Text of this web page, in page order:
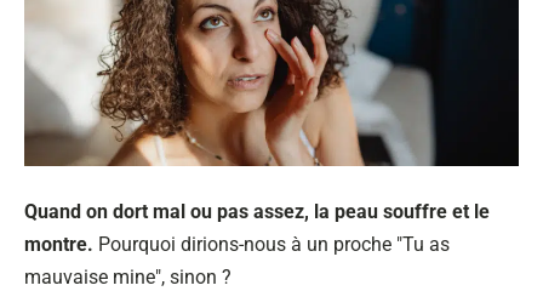
Quand on dort mal ou pas assez, la peau souffre et le
montre. Pourquoi dirions-nous à un proche "Tu as
mauvaise mine", sinon ?